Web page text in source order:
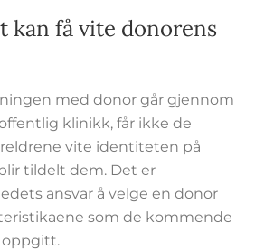
kan få vite donorens
med donor går gjennom
klinikk, får ikke de
vite identiteten på
tildelt dem. Det er
ansvar å velge en donor
som de kommende
oppgitt.